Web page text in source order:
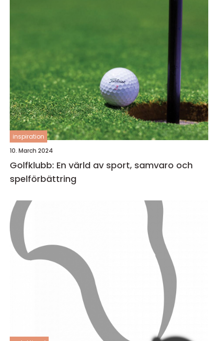
inspiration
10. March 2024
Golfklubb: En värld av sport, samvaro och
spelförbättring